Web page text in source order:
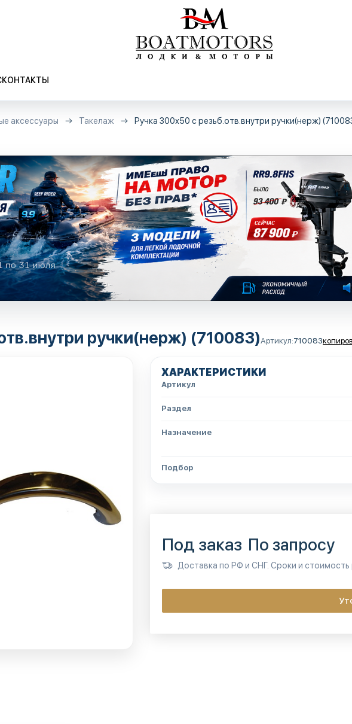
КОНТАКТЫ
аксессуары Такелаж Ручка 300х50 с резьб.отв.внутри ручки(нерж)
ручки(нерж) (710083)Артикул:710083
ХАРАКТЕРИСТИКИ
Артикул
Раздел
Назначение
Подбор
Под заказ По запросу
Доставка по РФ и СНГ. Сроки и